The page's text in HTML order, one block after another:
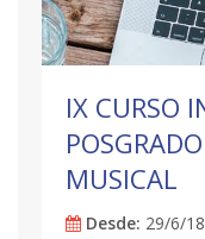
IX CURSO
MUSICAL
Desde: 29/6/18